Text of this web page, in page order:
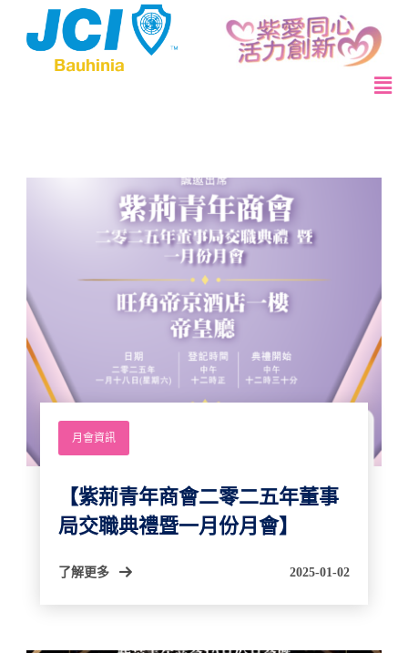
月會資訊
【紫荊青年商會二零二五年董事
局交職典禮暨一月份月會】
了解更多 2025-01-02